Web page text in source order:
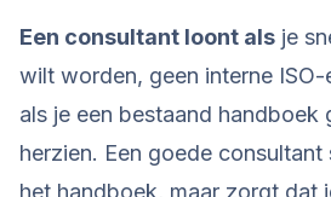
Een consultant loont als je
wilt worden, geen interne
als je een bestaand handboek
herzien. Een goede consultant
het handboek, maar zorgt dat